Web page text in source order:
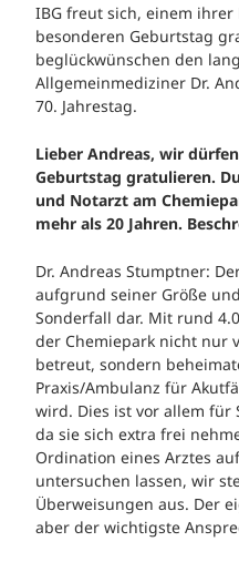
IBG freut sich, einem
besonderen Geburtstag
beglückwünschen den
Allgemeinmediziner Dr.
70. Jahrestag.
Lieber Andreas, wir
Geburtstag gratulieren.
und Notarzt am
mehr als 20 Jahren.
Dr. Andreas Stumptner:
aufgrund seiner Größe
Sonderfall dar. Mit rund
der Chemiepark nicht nur
betreut, sondern
Praxis/Ambulanz für
wird. Dies ist vor allem für
da sie sich extra frei
Ordination eines Arztes
untersuchen lassen, wir
Überweisungen aus. Der
aber der wichtigste